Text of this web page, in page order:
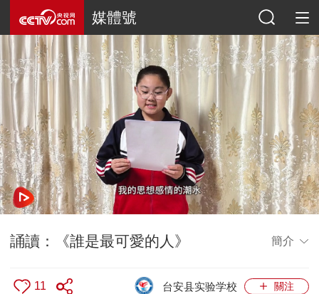
媒體號
誦讀：《誰是最可愛的人》 簡介
11 關注
台安县实验学校